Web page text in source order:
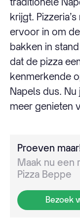
krijgt.
ervoor in om
bakken in
dat de pizza
kenmerkende
Napels dus.
meer genieten
Proeven
Maak nu een
Pizza Beppe
Bezoek